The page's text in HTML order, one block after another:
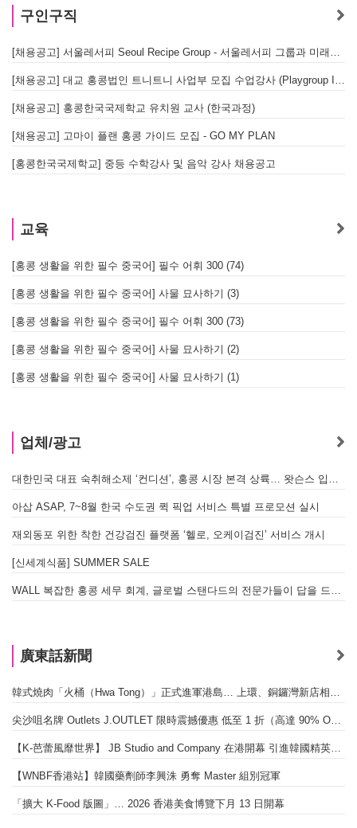
구인구직
[채용공고] 서울레서피 Seoul Recipe Group - 서울레서피 그룹과 미래를 함께할 유능한 인재를 모십니다
[채용공고] 대교 홍콩법인 트니트니 사업부 모집 수업강사 (Playgroup Instructor)
[채용공고] 홍콩한국국제학교 유치원 교사 (한국과정)
[채용공고] 고마이 플랜 홍콩 가이드 모집 - GO MY PLAN
[홍콩한국국제학교] 중등 수학강사 및 음악 강사 채용공고
교육
[홍콩 생활을 위한 필수 중국어] 필수 어휘 300 (74)
[홍콩 생활을 위한 필수 중국어] 사물 묘사하기 (3)
[홍콩 생활을 위한 필수 중국어] 필수 어휘 300 (73)
[홍콩 생활을 위한 필수 중국어] 사물 묘사하기 (2)
[홍콩 생활을 위한 필수 중국어] 사물 묘사하기 (1)
업체/광고
대한민국 대표 숙취해소제 ‘컨디션’, 홍콩 시장 본격 상륙… 왓슨스 입점 기념 할인 행사 진행
아삽 ASAP, 7~8월 한국 수도권 퀵 픽업 서비스 특별 프로모션 실시
재외동포 위한 착한 건강검진 플랫폼 ‘헬로, 오케이검진’ 서비스 개시
[신세계식품] SUMMER SALE
WALL 복잡한 홍콩 세무 회계, 글로벌 스탠다드의 전문가들이 답을 드립니다! - 법인설립, 회계, 감사
廣東話新聞
韓式燒肉「火桶（Hwa Tong）」正式進軍港島… 上環、銅鑼灣新店相繼開幕
尖沙咀名牌 Outlets J.OUTLET 限時震撼優惠 低至 1 折（高達 90% OFF）
【K-芭蕾風靡世界】 JB Studio and Company 在港開幕 引進韓國精英芭蕾教育系統
【WNBF香港站】韓國藥劑師李興洙 勇奪 Master 組別冠軍
「擴大 K-Food 版圖」… 2026 香港美食博覽下月 13 日開幕